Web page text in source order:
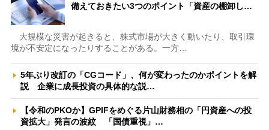
備えておきたい3つのポイント「資産の棚卸し…
大規模な災害が起きると、株式市場が大きく動いたり、取引環
境が不安定になったりすることがある。一方…
5年ぶり改訂の「CGコード」、何が変わったのかポイントを解
説 企業に成長投資の具体的な説…
【令和のPKOか】GPIFをめぐる片山財務相の「円資産への投
資拡大」発言の波紋 「国債重視」…